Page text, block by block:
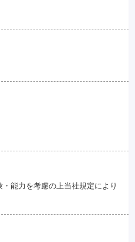
能力を考慮の上当社規定により